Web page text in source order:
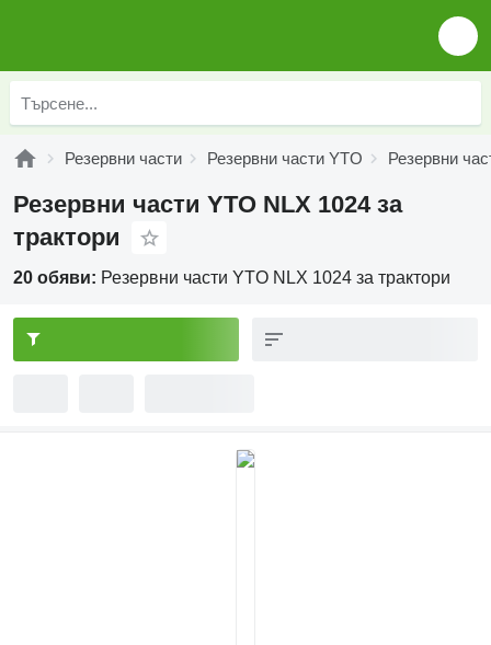
Резервни части Резервни части YTO Резервни
Резервни части YTO NLX 1024 за
трактори
20 обяви: Резервни части YTO NLX 1024 за трактори